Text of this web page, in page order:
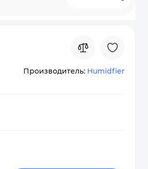
Производитель: Humidfier